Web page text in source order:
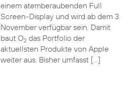
einem atemberaubenden Full
Screen-Display und wird ab dem 3.
November verfügbar sein. Damit
baut O2das Portfolio der
aktuellsten Produkte von Apple
weiter aus. Bisher umfasst […]